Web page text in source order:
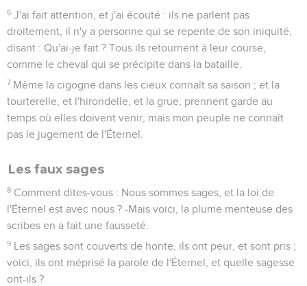
6 J'ai fait attention, et j'ai écouté : ils ne parlent pas
droitement, il n'y a personne qui se repente de son iniquité,
disant : Qu'ai-je fait ? Tous ils retournent à leur course,
comme le cheval qui se précipite dans la bataille.
7 Même la cigogne dans les cieux connaît sa saison ; et la
tourterelle, et l'hirondelle, et la grue, prennent garde au
temps où elles doivent venir, mais mon peuple ne connaît
pas le jugement de l'Éternel.
Les faux sages
8 Comment dites-vous : Nous sommes sages, et la loi de
l'Éternel est avec nous ? -Mais voici, la plume menteuse des
scribes en a fait une fausseté.
9 Les sages sont couverts de honte, ils ont peur, et sont pris ;
voici, ils ont méprisé la parole de l'Éternel, et quelle sagesse
ont-ils ?